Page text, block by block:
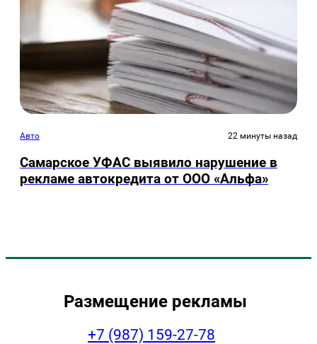
Авто 22 минуты назад
Самарское УФАС выявило нарушение в
рекламе автокредита от ООО «Альфа»
Размещение рекламы
+7 (987) 159-27-78